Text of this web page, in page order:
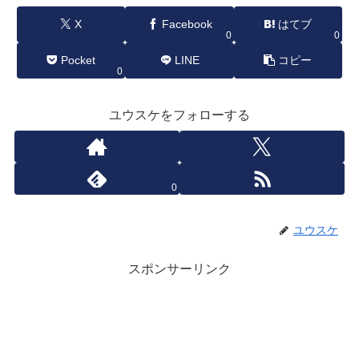
X Facebook
0
はてブ
0
Pocket
0
LINE コピー
ユウスケをフォローする
0
ユウスケ
スポンサーリンク